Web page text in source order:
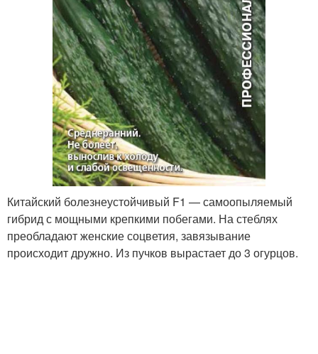
Китайский болезнеустойчивый F1 — самоопыляемый
гибрид с мощными крепкими побегами. На стеблях
преобладают женские соцветия, завязывание
происходит дружно. Из пучков вырастает до 3 огурцов.